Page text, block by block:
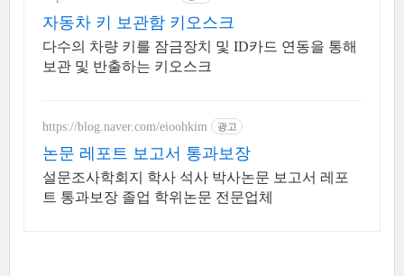
자동차 키 보관함 키오스크
다수의 차량 키를 잠금장치 및 ID카드 연동을 통해
보관 및 반출하는 키오스크
https://blog.naver.com/eioohkim 광고
논문 레포트 보고서 통과보장
설문조사학회지 학사 석사 박사논문 보고서 레포
트 통과보장 졸업 학위논문 전문업체